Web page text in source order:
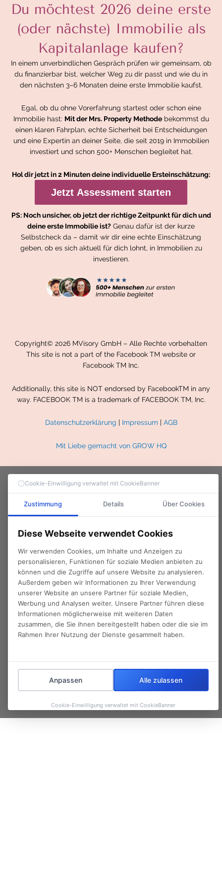
Du möchtest 2026 deine erste
(oder nächste) Immobilie als
Kapitalanlage kaufen?
In einem unverbindlichen Gespräch prüfen wir gemeinsam, ob
du finanzierbar bist, welcher Weg zu dir passt und wie du in
den nächsten 3–6 Monaten deine erste Immobilie kaufst.
Egal, ob du ohne Vorerfahrung startest oder schon eine
Immobilie hast: Mit der Mrs. Property Methodebekommst du
einen klaren Fahrplan, echte Sicherheit bei Entscheidungen
und eine Expertin an deiner Seite, die seit 2019 in Immobilien
investiert und schon 500+ Menschen begleitet hat.
Hol dir jetzt in 2 Minuten deine individuelle Ersteinschätzung:
Jetzt Assessment starten
PS: Noch unsicher, ob jetzt der richtige Zeitpunkt für dich und
deine erste Immobilie ist? Genau dafür ist der kurze
Selbstcheck da – damit wir dir eine echte Einschätzung
geben, ob es sich aktuell für dich lohnt, in Immobilien zu
investieren.
Copyright© 2026 MVisory GmbH – Alle Rechte vorbehalten
This site is not a part of the Facebook TM website or
Facebook TM Inc.
Additionally, this site is NOT endorsed by FacebookTM in any
way. FACEBOOK TM is a trademark of FACEBOOK TM, Inc.
Datenschutzerklärung | Impressum | AGB
Mit Liebe gemacht von GROW HQ
Cookie-Einwilligung verwaltet mit CookieBanner
Zustimmung Details Über Cookies
Diese Webseite verwendet Cookies
Wir verwenden Cookies, um Inhalte und Anzeigen zu
personalisieren, Funktionen für soziale Medien anbieten zu
können und die Zugriffe auf unsere Website zu analysieren.
Außerdem geben wir Informationen zu Ihrer Verwendung
unserer Website an unsere Partner für soziale Medien,
Werbung und Analysen weiter. Unsere Partner führen diese
Informationen möglicherweise mit weiteren Daten
zusammen, die Sie ihnen bereitgestellt haben oder die sie im
Rahmen Ihrer Nutzung der Dienste gesammelt haben.
Anpassen Alle zulassen
Cookie-Einwilligung verwaltet mit CookieBanner